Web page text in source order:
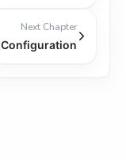
Next Chapter
Configuration